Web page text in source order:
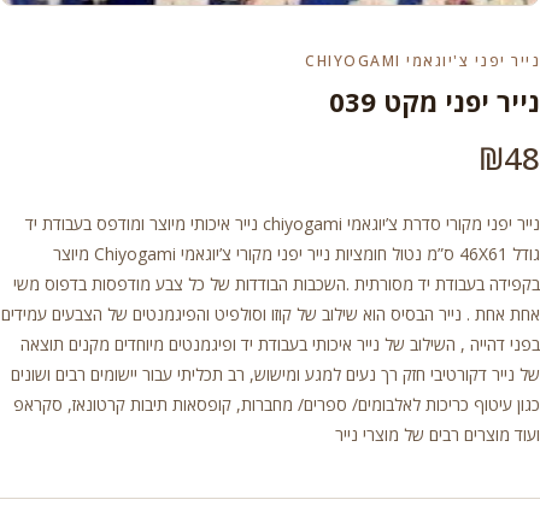
נייר יפני צ'יוגאמי CHIYOGAMI
נייר יפני מקט 039
₪48
נייר יפני מקורי סדרת צ’יוגאמי chiyogami נייר איכותי מיוצר ומודפס בעבודת יד
גודל 46X61 ס”מ נטול חומציות נייר יפני מקורי צ’יוגאמי Chiyogami מיוצר
בקפידה בעבודת יד מסורתית .השכבות הבודדות של כל צבע מודפסות בדפוס משי
אחת אחת . נייר הבסיס הוא שילוב של קוזו וסולפיט והפיגמנטים של הצבעים עמידים
בפני דהייה , השילוב של נייר איכותי בעבודת יד ופיגמנטים מיוחדים מקנים תוצאה
של נייר דקורטיבי חזק רך נעים למגע ומישוש, רב תכליתי עבור יישומים רבים ושונים
כגון עיטוף כריכות לאלבומים/ ספרים/ מחברות, קופסאות תיבות קרטונאז, סקראפ
ועוד מוצרים רבים של מוצרי נייר